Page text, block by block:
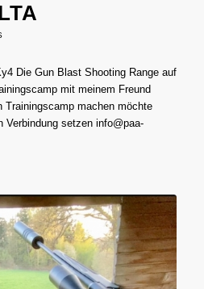
Die Gun Blast Shooting Range auf
mit meinem Freund
Trainingscamp machen möchte
Verbindung setzen info@paa-